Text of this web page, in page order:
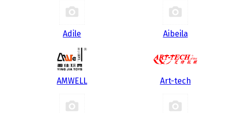
Adile Aibeila
AMWELL Art-tech